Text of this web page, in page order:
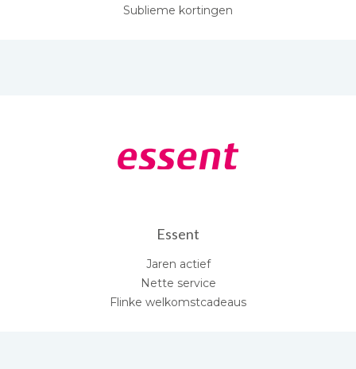
Sublieme kortingen
Essent
Jaren actief
Nette service
Flinke welkomstcadeaus